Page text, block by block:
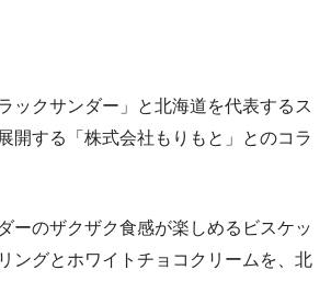
ックサンダー」と北海道を代表するス
開する「株式会社もりもと」とのコラ
ーのザクザク食感が楽しめるビスケッ
ングとホワイトチョコクリームを、北